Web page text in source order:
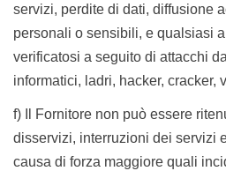
servizi, perdite di dati, diffusione
personali o sensibili, e qualsiasi
verificatosi a seguito di attacchi
informatici, ladri, hacker, cracker,
f) Il Fornitore non può essere
disservizi, interruzioni dei servizi
causa di forza maggiore quali